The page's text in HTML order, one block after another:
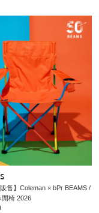
販售】Coleman × bPr BEAMS /
閒椅 2026